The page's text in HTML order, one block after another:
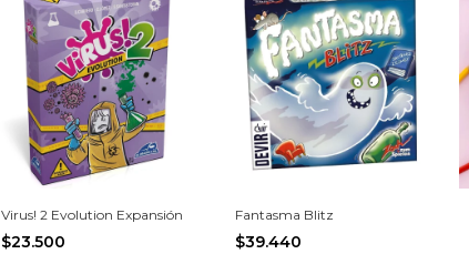
Virus! 2 Evolution Expansión
$23.500
Fantasma Blitz
$39.440